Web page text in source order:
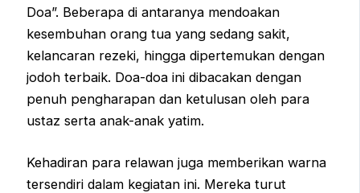
Doa”. Beberapa di antaranya mendoakan
kesembuhan orang tua yang sedang sakit,
kelancaran rezeki, hingga dipertemukan dengan
jodoh terbaik. Doa-doa ini dibacakan dengan
penuh pengharapan dan ketulusan oleh para
ustaz serta anak-anak yatim.
Kehadiran para relawan juga memberikan warna
tersendiri dalam kegiatan ini. Mereka turut